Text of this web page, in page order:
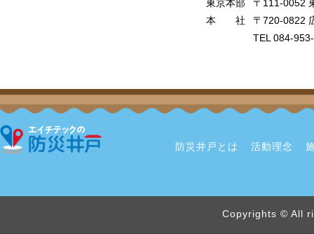
東京本部
本 社
〒111-0052
〒720-0822
TEL 084-
防災井戸とは 活動理念
Copyrights © All